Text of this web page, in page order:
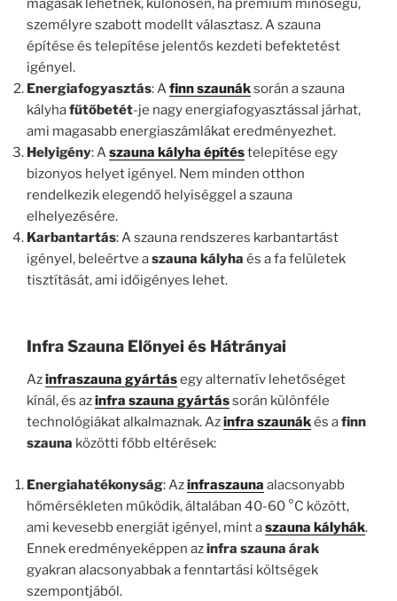
magasak lehetnek, különösen, ha prémium minőségű,
személyre szabott modellt választasz. A szauna
építése és telepítése jelentős kezdeti befektetést
igényel.
Energiafogyasztás: Afinn szaunáksorán a szauna
kályhafűtőbetét-je nagy energiafogyasztással járhat,
ami magasabb energiaszámlákat eredményezhet.
Helyigény: Aszauna kályha építéstelepítése egy
bizonyos helyet igényel. Nem minden otthon
rendelkezik elegendő helyiséggel a szauna
elhelyezésére.
Karbantartás: A szauna rendszeres karbantartást
igényel, beleértve aszauna kályha és a fa felületek
tisztítását, ami időigényes lehet.
Infra Szauna Előnyei és Hátrányai
Azinfraszauna gyártásegy alternatív lehetőséget
kínál, és azinfra szauna gyártássorán különféle
technológiákat alkalmaznak. Azinfra szaunákés afinn
szauna közötti főbb eltérések:
Energiahatékonyság: Azinfraszauna alacsonyabb
hőmérsékleten működik, általában 40-60 °C között,
ami kevesebb energiát igényel, mint aszauna kályhák.
Ennek eredményeképpen azinfra szauna árak
gyakran alacsonyabbak a fenntartási költségek
szempontjából.